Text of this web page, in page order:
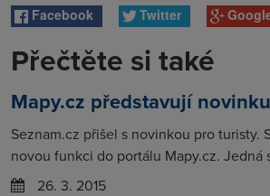
Facebook Twitter
Přečtěte si také
Mapy.cz představují novinku
Seznam.cz přišel s novinkou pro turisty.
novou funkci do portálu Mapy.cz. Jedná
26. 3. 2015